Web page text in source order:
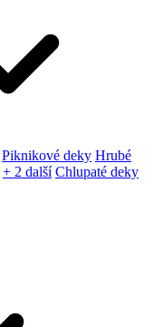
Piknikové deky Hrubé
+ 2 další Chlupaté deky